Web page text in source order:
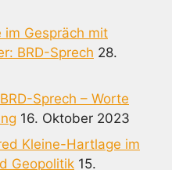
Gespräch mit
BRD-Sprech 28.
Sprech – Worte
16. Oktober 2023
Kleine-Hartlage im
Geopolitik 15.